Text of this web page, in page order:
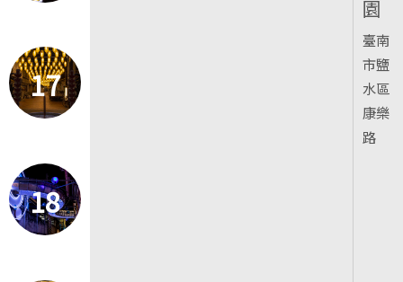
17
18
園
臺南
市鹽
水區
康樂
路